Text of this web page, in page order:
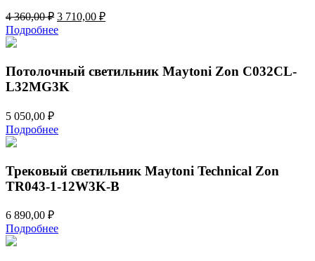
4 360,00₽ Первоначальная
цена
составляла
360,00 ₽.
3 710,00 ₽Текущая
Подробнее
Потолочный светильник Maytoni Zon C032CL-
L32MG3K
5 050,00 ₽
Подробнее
Трековый светильник Maytoni Technical Zon
TR043-1-12W3K-B
6 890,00 ₽
Подробнее